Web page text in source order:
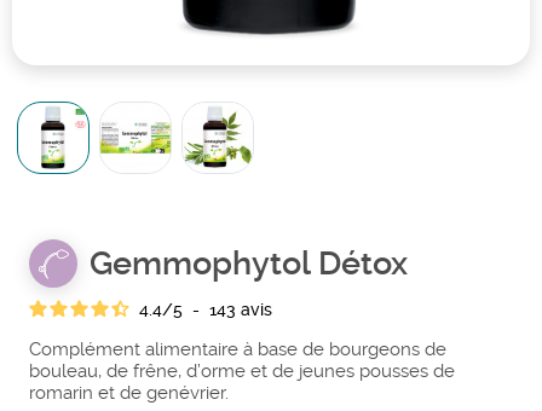
Gemmophytol Détox
4.4/5 - 143 avis
Complément alimentaire à base de bourgeons de
bouleau, de frêne, d’orme et de jeunes pousses de
romarin et de genévrier.